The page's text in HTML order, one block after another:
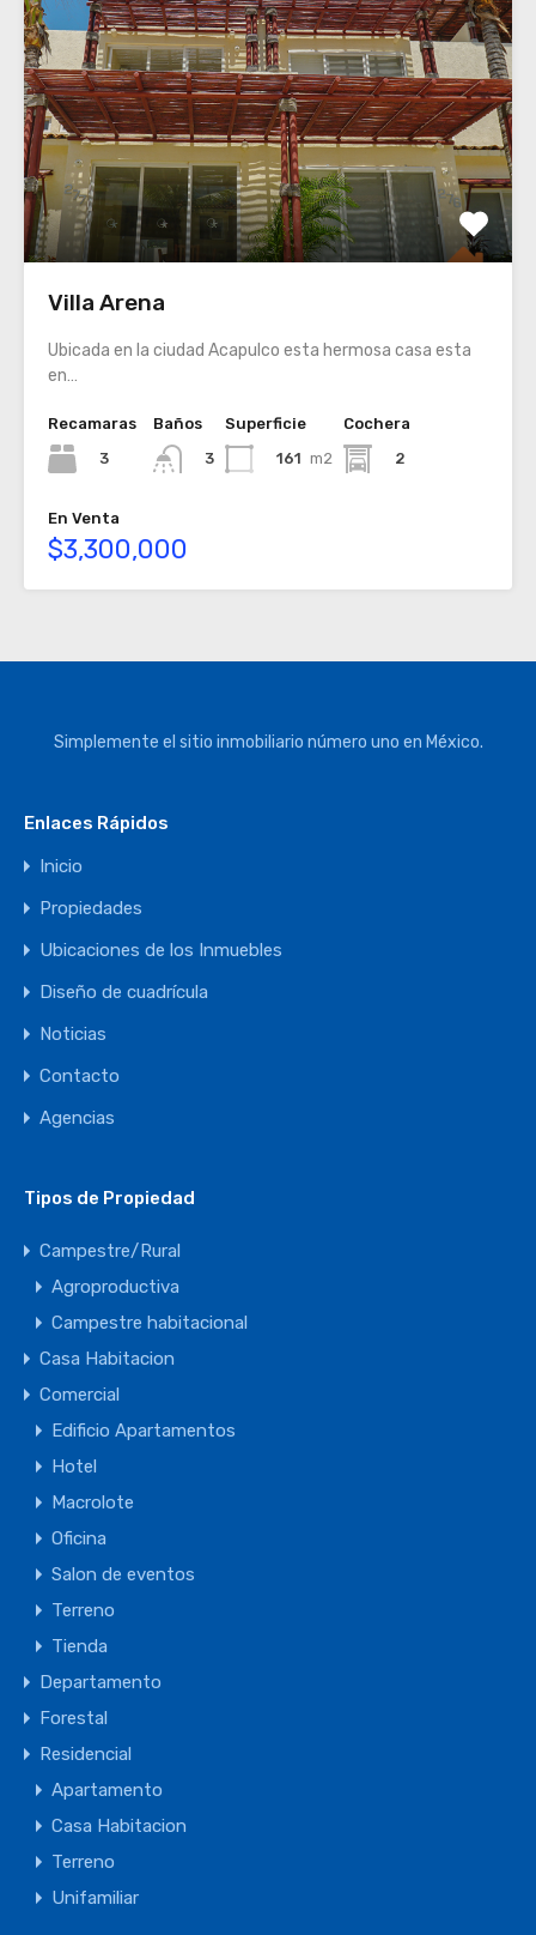
Villa Arena
Ubicada en la ciudad Acapulco esta hermosa casa esta
en…
Recamaras
3
Baños
3
Superficie
161 m2
Cochera
2
En Venta
$3,300,000
Simplemente el sitio inmobiliario número uno en México.
Enlaces Rápidos
Inicio
Propiedades
Ubicaciones de los Inmuebles
Diseño de cuadrícula
Noticias
Contacto
Agencias
Tipos de Propiedad
Campestre/Rural
Agroproductiva
Campestre habitacional
Casa Habitacion
Comercial
Edificio Apartamentos
Hotel
Macrolote
Oficina
Salon de eventos
Terreno
Tienda
Departamento
Forestal
Residencial
Apartamento
Casa Habitacion
Terreno
Unifamiliar